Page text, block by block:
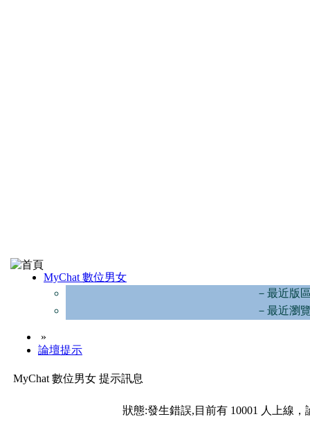
MyChat 數位男女
－最近版
－最近瀏
»
論壇提示
MyChat 數位男女 提示訊息
狀態:發生錯誤,目前有 10001 人上線